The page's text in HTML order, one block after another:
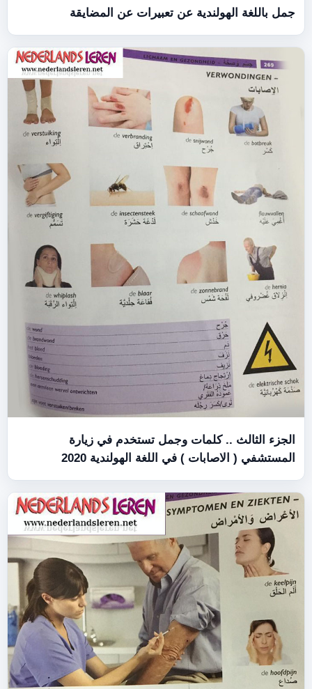
عن تعبيرات عن المضايقة
وجمل تستخدم في زيارة
في اللغة الهولندية 2020